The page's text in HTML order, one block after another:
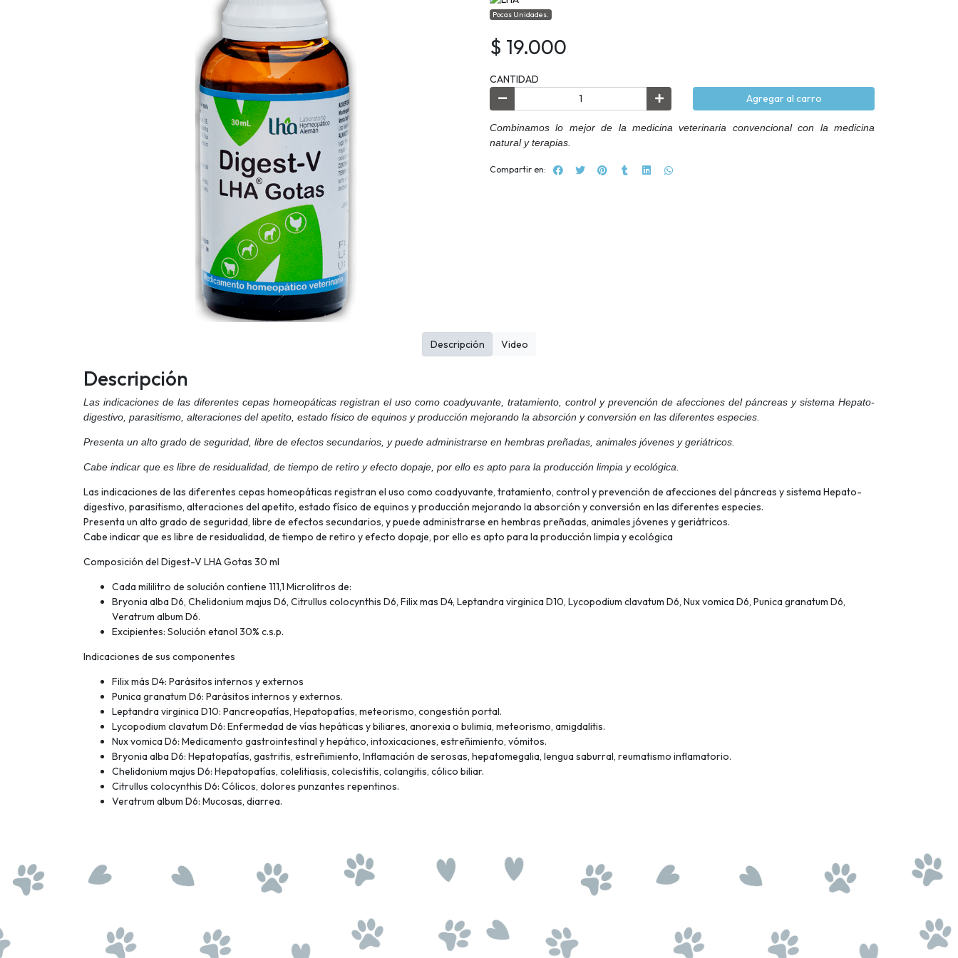
Pocas Unidades.
$ 19.000
CANTIDAD
Agregar al carro
Combinamos lo mejor de la medicina veterinaria convencional con la medicina
natural y terapias.
Compartir en:
Descripción
Las indicaciones de las diferentes cepas homeopáticas registran el uso como coadyuvante, tratamiento, control y prevención de afecciones del páncreas y sistema Hepato-
digestivo, parasitismo, alteraciones del apetito, estado físico de equinos y producción mejorando la absorción y conversión en las diferentes especies.
Presenta un alto grado de seguridad, libre de efectos secundarios, y puede administrarse en hembras preñadas, animales jóvenes y geriátricos.
Cabe indicar que es libre de residualidad, de tiempo de retiro y efecto dopaje, por ello es apto para la producción limpia y ecológica.
Las indicaciones de las diferentes cepas homeopáticas registran el uso como coadyuvante, tratamiento, control y prevención de afecciones del páncreas y sistema Hepato-
digestivo, parasitismo, alteraciones del apetito, estado físico de equinos y producción mejorando la absorción y conversión en las diferentes especies.
Presenta un alto grado de seguridad, libre de efectos secundarios, y puede administrarse en hembras preñadas, animales jóvenes y geriátricos.
Cabe indicar que es libre de residualidad, de tiempo de retiro y efecto dopaje, por ello es apto para la producción limpia y ecológica
Composición del Digest-V LHA Gotas 30 ml
Cada mililitro de solución contiene 111,1 Microlitros de:
Bryonia alba D6, Chelidonium majus D6, Citrullus colocynthis D6, Filix mas D4, Leptandra virginica D10, Lycopodium clavatum D6, Nux vomica D6, Punica granatum D6,
Veratrum album D6.
Excipientes: Solución etanol 30% c.s.p.
Indicaciones de sus componentes
Filix más D4: Parásitos internos y externos
Punica granatum D6: Parásitos internos y externos.
Leptandra virginica D10: Pancreopatías, Hepatopatías, meteorismo, congestión portal.
Lycopodium clavatum D6: Enfermedad de vías hepáticas y biliares, anorexia o bulimia, meteorismo, amigdalitis.
Nux vomica D6: Medicamento gastrointestinal y hepático, intoxicaciones, estreñimiento, vómitos.
Bryonia alba D6: Hepatopatías, gastritis, estreñimiento, Inflamación de serosas, hepatomegalia, lengua saburral, reumatismo inflamatorio.
Chelidonium majus D6: Hepatopatías, colelitiasis, colecistitis, colangitis, cólico biliar.
Citrullus colocynthis D6: Cólicos, dolores punzantes repentinos.
Veratrum album D6: Mucosas, diarrea.
Descripción Video